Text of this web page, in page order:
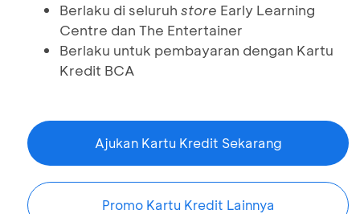
Berlaku di seluruh store Early Learning
Centre dan The Entertainer
Berlaku untuk pembayaran dengan Kartu
Kredit BCA
Ajukan Kartu Kredit Sekarang
Promo Kartu Kredit Lainnya